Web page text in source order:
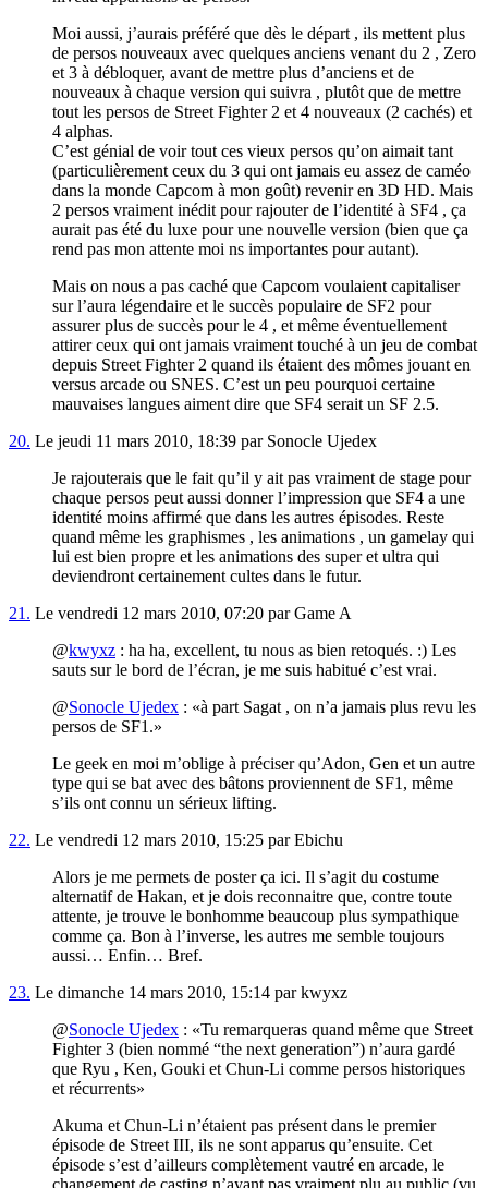
Moi aussi, j’aurais préféré que dès le départ , ils mettent plus
de persos nouveaux avec quelques anciens venant du 2 , Zero
et 3 à débloquer, avant de mettre plus d’anciens et de
nouveaux à chaque version qui suivra , plutôt que de mettre
tout les persos de Street Fighter 2 et 4 nouveaux (2 cachés) et
4 alphas.
C’est génial de voir tout ces vieux persos qu’on aimait tant
(particulièrement ceux du 3 qui ont jamais eu assez de caméo
dans la monde Capcom à mon goût) revenir en 3D HD. Mais
2 persos vraiment inédit pour rajouter de l’identité à SF4 , ça
aurait pas été du luxe pour une nouvelle version (bien que ça
rend pas mon attente moi ns importantes pour autant).
Mais on nous a pas caché que Capcom voulaient capitaliser
sur l’aura légendaire et le succès populaire de SF2 pour
assurer plus de succès pour le 4 , et même éventuellement
attirer ceux qui ont jamais vraiment touché à un jeu de combat
depuis Street Fighter 2 quand ils étaient des mômes jouant en
versus arcade ou SNES. C’est un peu pourquoi certaine
mauvaises langues aiment dire que SF4 serait un SF 2.5.
20. Le jeudi 11 mars 2010, 18:39 par Sonocle Ujedex
Je rajouterais que le fait qu’il y ait pas vraiment de stage pour
chaque persos peut aussi donner l’impression que SF4 a une
identité moins affirmé que dans les autres épisodes. Reste
quand même les graphismes , les animations , un gamelay qui
lui est bien propre et les animations des super et ultra qui
deviendront certainement cultes dans le futur.
21. Le vendredi 12 mars 2010, 07:20 par Game A
@kwyxz : ha ha, excellent, tu nous as bien retoqués. :) Les
sauts sur le bord de l’écran, je me suis habitué c’est vrai.
@Sonocle Ujedex :
à part Sagat , on n’a jamais plus revu les
persos de SF1.
Le geek en moi m’oblige à préciser qu’Adon, Gen et un autre
type qui se bat avec des bâtons proviennent de SF1, même
s’ils ont connu un sérieux lifting.
22. Le vendredi 12 mars 2010, 15:25 par Ebichu
Alors je me permets de poster ça ici. Il s’agit du costume
alternatif de Hakan, et je dois reconnaitre que, contre toute
attente, je trouve le bonhomme beaucoup plus sympathique
comme ça. Bon à l’inverse, les autres me semble toujours
aussi… Enfin… Bref.
23. Le dimanche 14 mars 2010, 15:14 par kwyxz
@Sonocle Ujedex :
Tu remarqueras quand même que Street
Fighter 3 (bien nommé “the next generation”) n’aura gardé
que Ryu , Ken, Gouki et Chun-Li comme persos historiques
et récurrents
Akuma et Chun-Li n’étaient pas présent dans le premier
épisode de Street III, ils ne sont apparus qu’ensuite. Cet
épisode s’est d’ailleurs complètement vautré en arcade, le